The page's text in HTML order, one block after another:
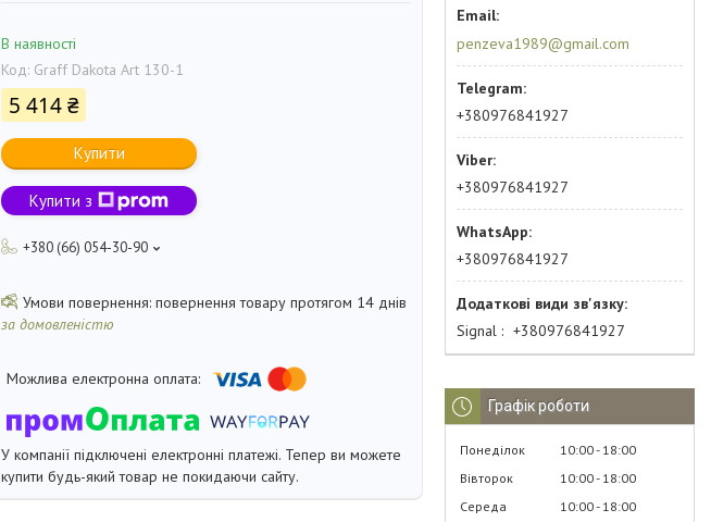
В наявності
Код: Graff Dakota Art 130-1
5 414 ₴
Купити
Купити з
+380 (66) 054-30-90
повернення товару протягом 14 днів
за домовленістю
У компанії підключені електронні платежі. Тепер ви можете
купити будь-який товар не покидаючи сайту.
penzeva1989@gmail.com
+380976841927
+380976841927
+380976841927
Signal +380976841927
Графік роботи
Понеділок 10:00 18:00
Вівторок
10:00 18:00
Середа
10:00 18:00